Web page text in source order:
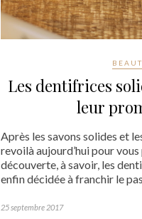
Les dentifrices
leur
Après les savons solides et
revoilà aujourd’hui pour
découverte, à savoir, les
enfin décidée à franchir le
25 septembre 2017